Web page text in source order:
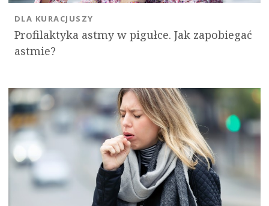
Profilaktyka astmy w pigułce. Jak zapobiegać
astmie?
DLA KURACJUSZY